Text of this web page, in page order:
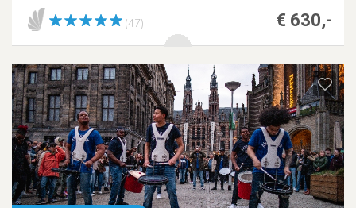
€ 630,-
(47)